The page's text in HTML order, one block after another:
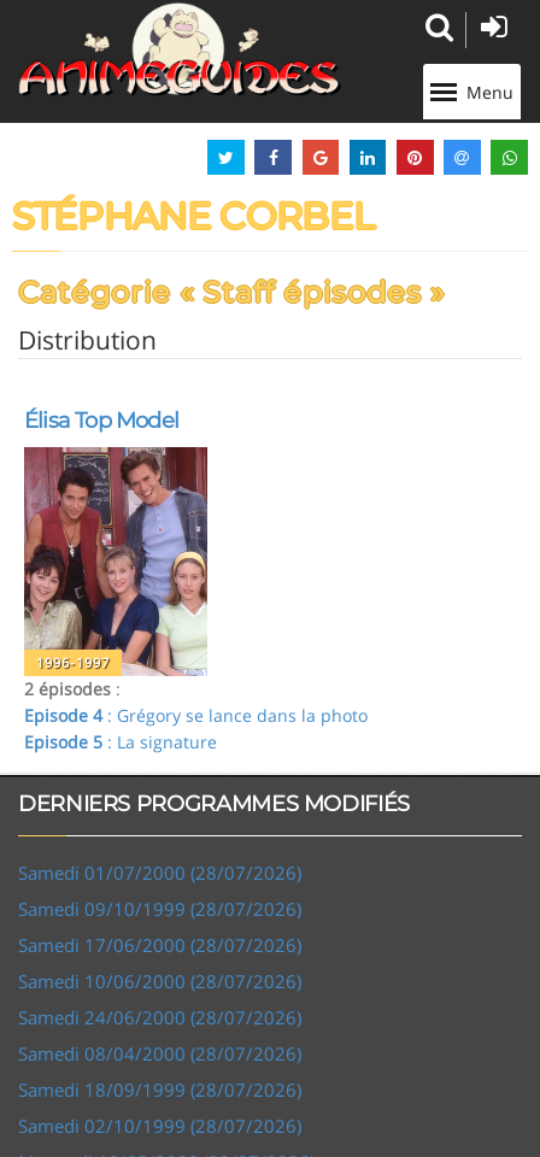
Menu
STÉPHANE CORBEL
Catégorie « Staff épisodes »
Distribution
Élisa Top Model
1996-1997
2 épisodes :
Episode 4: Grégory se lance dans la photo
Episode 5 : La signature
DERNIERS PROGRAMMES MODIFIÉS
Samedi 01/07/2000 (28/07/2026)
Samedi 09/10/1999 (28/07/2026)
Samedi 17/06/2000 (28/07/2026)
Samedi 10/06/2000 (28/07/2026)
Samedi 24/06/2000 (28/07/2026)
Samedi 08/04/2000 (28/07/2026)
Samedi 18/09/1999 (28/07/2026)
Samedi 02/10/1999 (28/07/2026)
Panneau de gestion des cookies